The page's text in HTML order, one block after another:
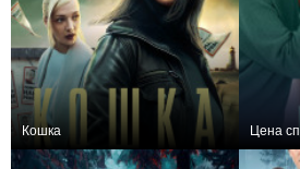
Кошка Цена